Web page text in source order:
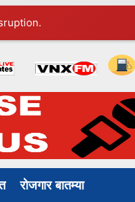
रोजगार बातम्या